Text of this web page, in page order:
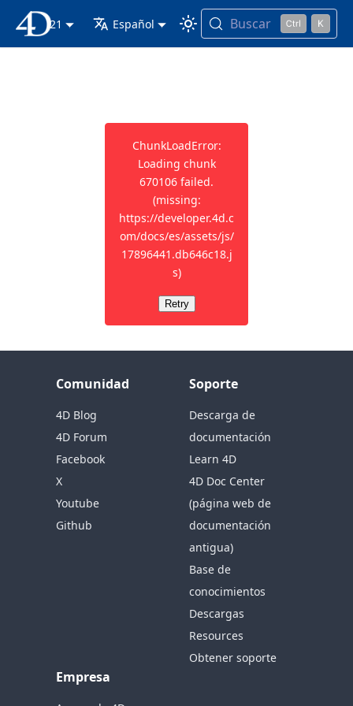
Documentación 4D
21 Español Buscar
ChunkLoadError:
Loading chunk
670106 failed.
(missing:
https://developer.4d.c
om/docs/es/assets/js/
17896441.db646c18.j
s)
Retry
Comunidad
4D Blog
4D Forum
Facebook
X
Youtube
Github
Soporte
Descarga de
documentación
Learn 4D
4D Doc Center
(página web de
documentación
antigua)
Base de
conocimientos
Descargas
Resources
Obtener soporte
Empresa